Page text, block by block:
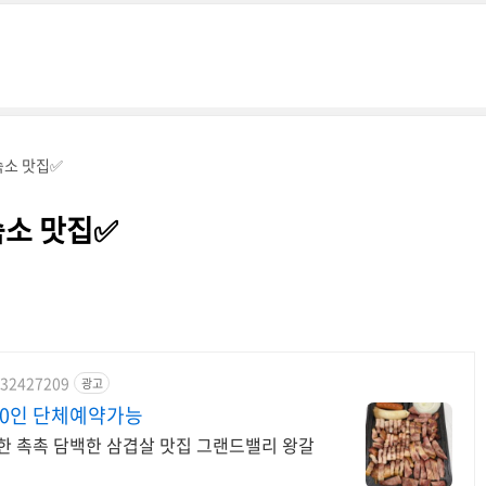
맛집✅
맛집✅
광고
인 단체예약가능
촉촉 담백한 삼겹살 맛집 그랜드밸리 왕갈